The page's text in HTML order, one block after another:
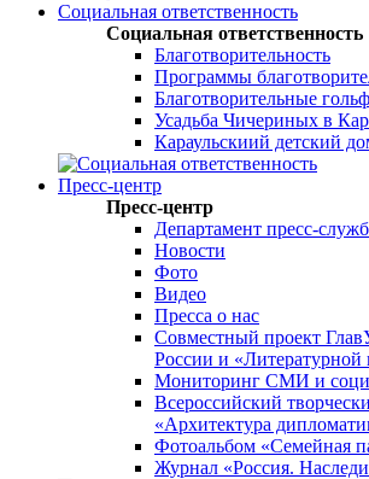
Социальная ответственность
Социальная ответственность
Благотворительность
Программы
Благотворительные
Усадьба Чичериных в
Караульскиий детский
Пресс-центр
Пресс-центр
Департамент пресс-
Новости
Фото
Видео
Пресса о нас
Совместный проект
России и «Литературной
Мониторинг СМИ и
Всероссийский
«Архитектура
Фотоальбом «Семейная
Журнал «Россия.